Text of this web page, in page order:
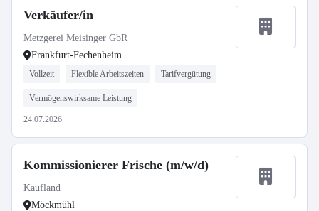
Verkäufer/in
Metzgerei Meisinger GbR
Frankfurt-Fechenheim
Vollzeit Flexible Arbeitszeiten Tarifvergütung
Vermögenswirksame Leistung
24.07.2026
Kommissionierer Frische (m/w/d)
Kaufland
Möckmühl